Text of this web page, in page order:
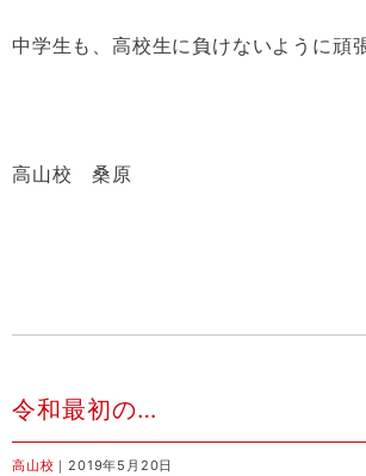
中学生も、高校生に負けないように頑
高山校 桑原
令和最初の…
高山校 ｜2019年5月20日